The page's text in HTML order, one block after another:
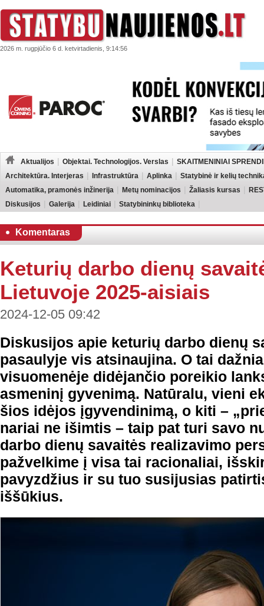
2026 m. rugpjūčio 6 d. ketvirtadienis, 9:14:56
Aktualijos Objektai. Technologijos. Verslas
SKAITMENINIAI
Architektūra. Interjeras
Infrastruktūra Aplinka
Statybinė ir kelių
Automatika, pramonės inžinerija
Metų nominacijos Žaliasis kursas
Diskusijos
Galerija Leidiniai Statybininkų biblioteka
Komentaras
Keturių darbo dienų
Lietuvoje 2025-aisiais
2024-12-05 09:42
Diskusijos apie keturių darbo dienų
pasaulyje vis atsinaujina. O tai
visuomenėje didėjančio poreikio
asmeninį gyvenimą. Natūralu, vieni
šios idėjos įgyvendinimą, o kiti –
nariai ne išimtis – taip pat turi savo
darbo dienų savaitės realizavimo
pažvelkime į visa tai racionaliai,
pavyzdžius ir su tuo susijusias
iššūkius.